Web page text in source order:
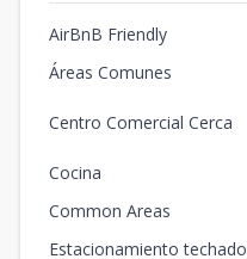
AirBnB Friendly
Áreas Comunes
Centro Comercial Cerca
Cocina
Common Areas
Estacionamiento techado